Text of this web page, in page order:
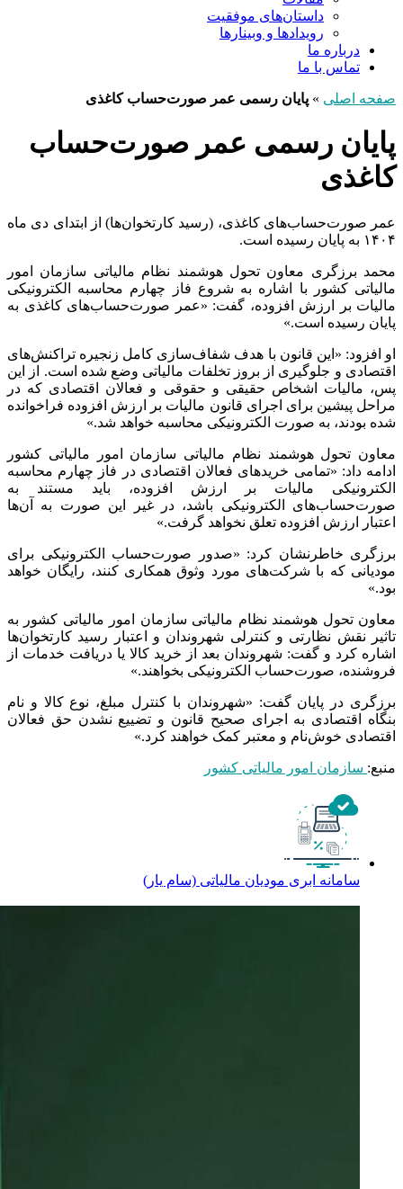
داستان‌های موفقیت
رویدادها و وبینارها
درباره ما
تماس با ما
صفحه اصلی » پایان رسمی عمر صورت‌حساب کاغذی
پایان رسمی عمر صورت‌حساب
کاغذی
عمر صورت‌حساب‌های کاغذی، (رسید کارتخوان‌ها) از ابتدای دی ماه
۱۴۰۴ به پایان ‌رسیده است.
محمد برزگری معاون تحول هوشمند نظام مالیاتی سازمان امور
مالیاتی کشور با اشاره به شروع فاز چهارم محاسبه الکترونیکی
مالیات بر ارزش افزوده، گفت: «عمر صورت‌حساب‌های کاغذی به
پایان ‌رسیده است.»
او افزود: «این قانون با هدف شفاف‌سازی کامل زنجیره تراکنش‌های
اقتصادی و جلوگیری از بروز تخلفات مالیاتی وضع شده است. از این
پس، مالیات اشخاص حقیقی و حقوقی و فعالان اقتصادی که در
مراحل پیشین برای اجرای قانون مالیات بر ارزش افزوده فراخوانده
شده بودند، به صورت الکترونیکی محاسبه خواهد شد.»
معاون تحول هوشمند نظام مالیاتی سازمان امور مالیاتی کشور
ادامه داد: «تمامی خریدهای فعالان اقتصادی در فاز چهارم محاسبه
الکترونیکی مالیات بر ارزش افزوده، باید مستند به
صورت‌حساب‌های الکترونیکی باشد، در غیر این صورت به آن‌ها
اعتبار ارزش افزوده تعلق نخواهد گرفت.»
برزگری خاطرنشان کرد: «صدور صورت‌حساب الکترونیکی برای
مودیانی که با شرکت‌های مورد وثوق همکاری کنند، رایگان خواهد
بود.»
معاون تحول هوشمند نظام مالیاتی سازمان امور مالیاتی کشور به
تاثیر نقش نظارتی و کنترلی شهروندان و اعتبار رسید کارتخوان‌ها
اشاره کرد و گفت: شهروندان بعد از خرید کالا یا دریافت خدمات از
فروشنده، صورت‌حساب الکترونیکی بخواهند.»
برزگری در پایان گفت: «شهروندان با کنترل مبلغ، نوع کالا و نام
بنگاه اقتصادی به اجرای صحیح قانون و تضییع نشدن حق فعالان
اقتصادی خوش‌نام و معتبر کمک خواهند کرد.»
منبع: سازمان امور مالیاتی کشور
سامانه ابری مودیان مالیاتی (سام‌ یار)